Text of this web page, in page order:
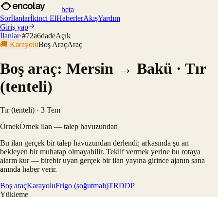
encolay
beta
Sorİlanlarİkinci ElHaberlerAkışYardım
Giriş yap
İlanlar·#72a6dadeAçık
🚚 KarayoluBoş AraçAraç
Boş araç: Mersin → Bakü · Tır
(tenteli)
Tır (tenteli) · 3 Tem
ÖrnekÖrnek ilan — talep havuzundan
Bu ilan gerçek bir talep havuzundan derlendi; arkasında şu an
bekleyen bir muhatap olmayabilir. Teklif vermek yerine bu rotaya
alarm kur — birebir uyan gerçek bir ilan yayına girince ajanın sana
anında haber verir.
Boş araçKarayoluFrigo (soğutmalı)TRDDP
Yükleme